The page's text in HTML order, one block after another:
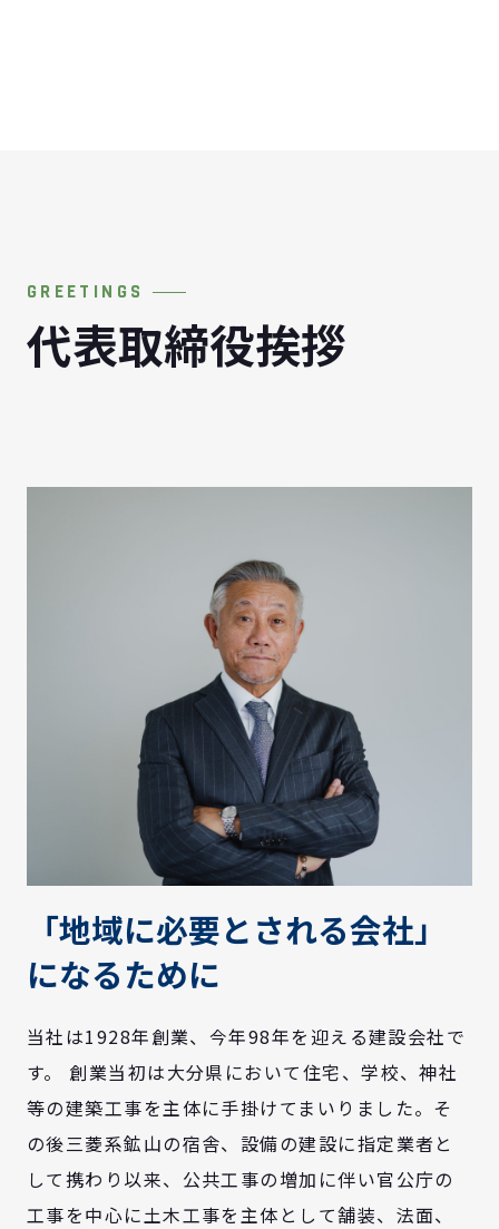
GREETINGS
代表取締役挨拶
「地域に必要とされる会社」
になるために
当社は1928年創業、今年98年を迎える建設会社で
す。 創業当初は大分県において住宅、学校、神社
等の建築工事を主体に手掛けてまいりました。そ
の後三菱系鉱山の宿舎、設備の建設に指定業者と
して携わり以来、公共工事の増加に伴い官公庁の
工事を中心に土木工事を主体として舗装、法面、